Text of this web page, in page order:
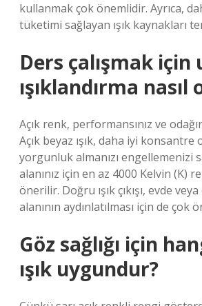
kullanmak çok önemlidir. Ayrıca,
tüketimi sağlayan ışık kaynakları
Ders çalışmak için
ışıklandırma nasıl
Açık renk, performansınız ve
Açık beyaz ışık, daha iyi konsantre
yorgunluk almanızı engellemenizi
alanınız için en az 4000 Kelvin (K)
önerilir. Doğru ışık çıkışı, evde
alanının aydınlatılması için de çok
Göz sağlığı için
ışık uygundur?